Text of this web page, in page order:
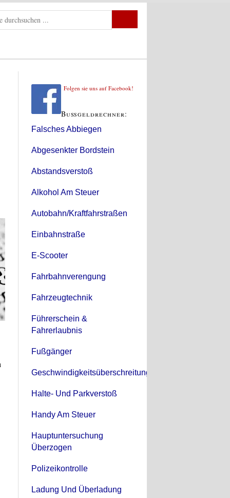
Folgen sie uns auf Facebook!
Bußgeldrechner:
Falsches Abbiegen
Abgesenkter Bordstein
Abstandsverstoß
Alkohol Am Steuer
Autobahn/Kraftfahrstraßen
Einbahnstraße
E-Scooter
Fahrbahnverengung
Fahrzeugtechnik
Führerschein &
Fahrerlaubnis
Fußgänger
Geschwindigkeitsüberschreitung
Halte- Und Parkverstoß
Handy Am Steuer
Hauptuntersuchung
Überzogen
Polizeikontrolle
Ladung Und Überladung